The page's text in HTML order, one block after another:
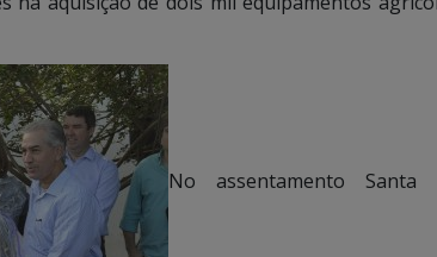
No assentamento Santa